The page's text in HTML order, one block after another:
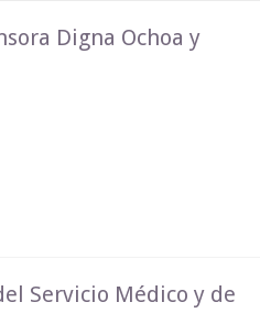
Digna Ochoa y
Servicio Médico y de